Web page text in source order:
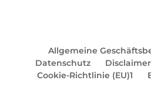
Allgemeine
Datenschutz
Disclaimer
Cookie-Richtlinie (EU)1